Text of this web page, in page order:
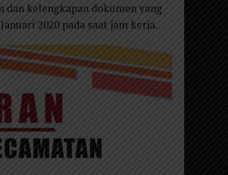
dan kelengkapan dokumen yang
2020 pada saat jam kerja.